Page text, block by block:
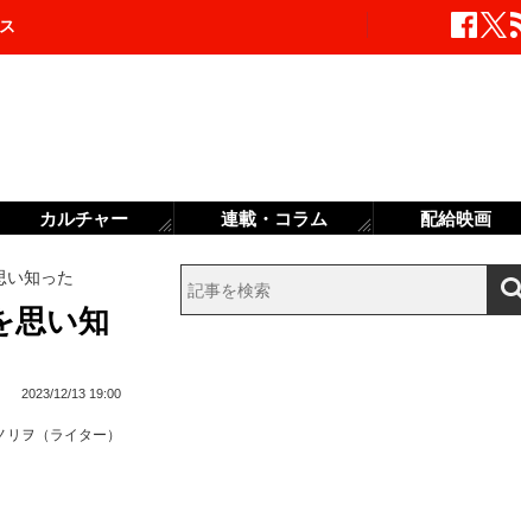
い知った
思い知
2023/12/13 19:00
リヲ（ライター）
カルチャー 連載・コラム 配給映画